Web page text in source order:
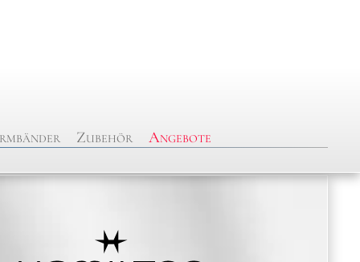
Zubehör Angebote